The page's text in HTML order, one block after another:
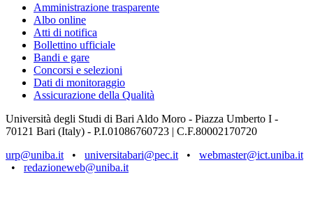
Amministrazione trasparente
Albo online
Atti di notifica
Bollettino ufficiale
Bandi e gare
Concorsi e selezioni
Dati di monitoraggio
Assicurazione della Qualità
Università degli Studi di Bari Aldo Moro - Piazza Umberto I -
70121 Bari (Italy) - P.I.01086760723 | C.F.80002170720
urp@uniba.it • universitabari@pec.it • webmaster@ict.uniba.it
• redazioneweb@uniba.it